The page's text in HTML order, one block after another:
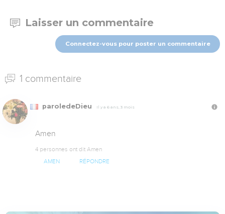
Laisser un commentaire
Connectez-vous pour poster un commentaire
1 commentaire
paroledeDieu Il y a 6 ans, 3 mois
Amen
4 personnes ont dit Amen
AMEN RÉPONDRE